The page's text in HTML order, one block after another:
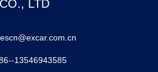
CO., LTD
13546943585